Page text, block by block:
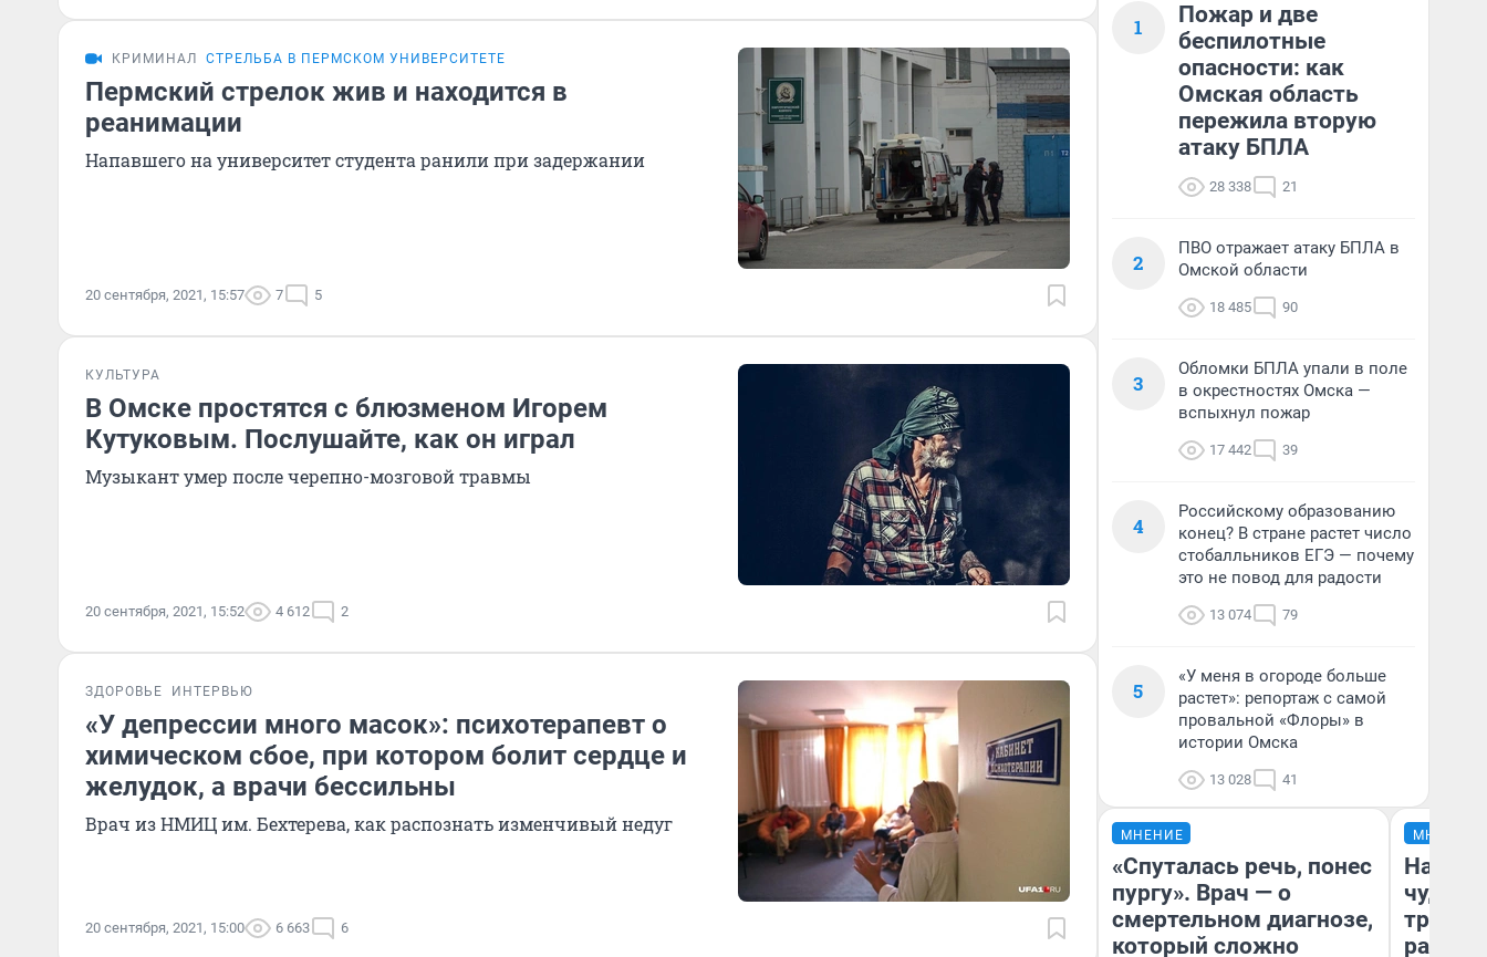
КРИМИНАЛ СТРЕЛЬБА В ПЕРМСКОМ УНИВЕРСИТЕТЕ
Пермский стрелок жив и находится в
реанимации
Напавшего на университет студента ранили при задержании
20 сентября, 2021, 15:57 7 5
КУЛЬТУРА
В Омске простятся с блюзменом Игорем
Кутуковым. Послушайте, как он играл
Музыкант умер после черепно-мозговой травмы
20 сентября, 2021, 15:52 4 612 2
ЗДОРОВЬЕ ИНТЕРВЬЮ
«У депрессии много масок»: психотерапевт о
химическом сбое, при котором болит сердце и
желудок, а врачи бессильны
Врач из НМИЦ им. Бехтерева, как распознать изменчивый недуг
20 сентября, 2021, 15:00 6 663 6
1
Пожар и две
беспилотные
опасности: как
Омская область
пережила вторую
атаку БПЛА
28 338 21
2
ПВО отражает атаку БПЛА в
Омской области
18 485 90
3
Обломки БПЛА упали в поле
в окрестностях Омска —
вспыхнул пожар
17 442 39
4
Российскому образованию
конец? В стране растет число
стобалльников ЕГЭ — почему
это не повод для радости
13 074 79
5
«У меня в огороде больше
растет»: репортаж с самой
провальной «Флоры» в
истории Омска
13 028 41
МНЕНИЕ
«Спуталась речь, понес
пургу». Врач — о
смертельном диагнозе,
который сложно
МНЕНИЕ
чудом